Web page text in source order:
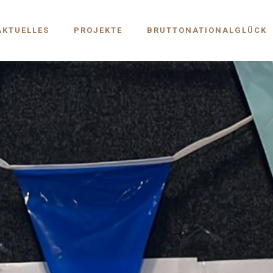
PROJEKTE BRUTTONATIONALGLÜCK